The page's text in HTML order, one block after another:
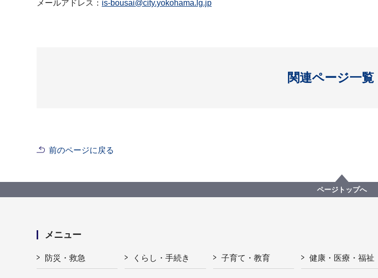
メールアドレス： is-bousai@city.yokohama.lg.jp
関連ページ一覧
開く
前のページに戻る
ページトップへ
メニュー
防災・救急 くらし・手続き 子育て・教育 健康・医療・福祉